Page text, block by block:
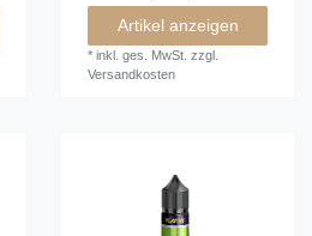
Artikel anzeigen
*inkl. ges. MwSt. zzgl.
Versandkosten